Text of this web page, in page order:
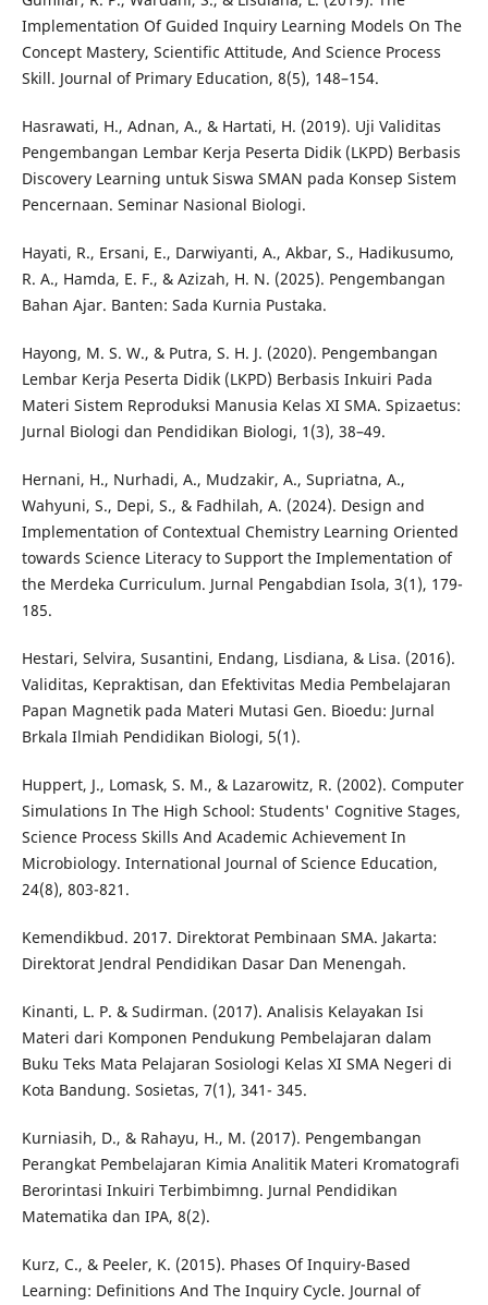
Implementation Of Guided Inquiry Learning Models On The
Concept Mastery, Scientific Attitude, And Science Process
Skill. Journal of Primary Education, 8(5), 148–154.
Hasrawati, H., Adnan, A., & Hartati, H. (2019). Uji Validitas
Pengembangan Lembar Kerja Peserta Didik (LKPD) Berbasis
Discovery Learning untuk Siswa SMAN pada Konsep Sistem
Pencernaan. Seminar Nasional Biologi.
Hayati, R., Ersani, E., Darwiyanti, A., Akbar, S., Hadikusumo,
R. A., Hamda, E. F., & Azizah, H. N. (2025). Pengembangan
Bahan Ajar. Banten: Sada Kurnia Pustaka.
Hayong, M. S. W., & Putra, S. H. J. (2020). Pengembangan
Lembar Kerja Peserta Didik (LKPD) Berbasis Inkuiri Pada
Materi Sistem Reproduksi Manusia Kelas XI SMA. Spizaetus:
Jurnal Biologi dan Pendidikan Biologi, 1(3), 38–49.
Hernani, H., Nurhadi, A., Mudzakir, A., Supriatna, A.,
Wahyuni, S., Depi, S., & Fadhilah, A. (2024). Design and
Implementation of Contextual Chemistry Learning Oriented
towards Science Literacy to Support the Implementation of
the Merdeka Curriculum. Jurnal Pengabdian Isola, 3(1), 179-
185.
Hestari, Selvira, Susantini, Endang, Lisdiana, & Lisa. (2016).
Validitas, Kepraktisan, dan Efektivitas Media Pembelajaran
Papan Magnetik pada Materi Mutasi Gen. Bioedu: Jurnal
Brkala Ilmiah Pendidikan Biologi, 5(1).
Huppert, J., Lomask, S. M., & Lazarowitz, R. (2002). Computer
Simulations In The High School: Students' Cognitive Stages,
Science Process Skills And Academic Achievement In
Microbiology. International Journal of Science Education,
24(8), 803-821.
Kemendikbud. 2017. Direktorat Pembinaan SMA. Jakarta:
Direktorat Jendral Pendidikan Dasar Dan Menengah.
Kinanti, L. P. & Sudirman. (2017). Analisis Kelayakan Isi
Materi dari Komponen Pendukung Pembelajaran dalam
Buku Teks Mata Pelajaran Sosiologi Kelas XI SMA Negeri di
Kota Bandung. Sosietas, 7(1), 341- 345.
Kurniasih, D., & Rahayu, H., M. (2017). Pengembangan
Perangkat Pembelajaran Kimia Analitik Materi Kromatografi
Berorintasi Inkuiri Terbimbimng. Jurnal Pendidikan
Matematika dan IPA, 8(2).
Kurz, C., & Peeler, K. (2015). Phases Of Inquiry-Based
Learning: Definitions And The Inquiry Cycle. Journal of